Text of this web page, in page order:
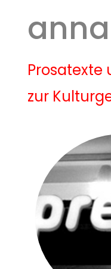
anna
Prosatexte
zur